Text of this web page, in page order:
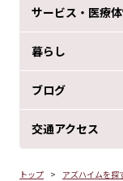
サービス・医療
暮らし
ブログ
交通アクセス
トップ アズハイムを探